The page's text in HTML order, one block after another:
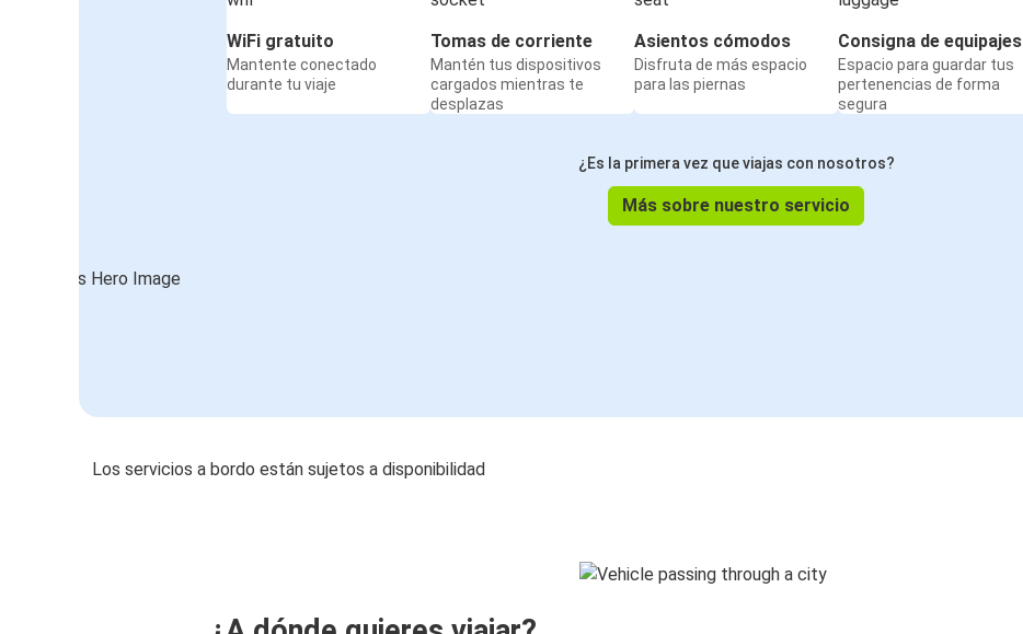
WiFi gratuito
Mantente conectado
durante tu viaje
Tomas de corriente
Mantén tus dispositivos
cargados mientras te
desplazas
Asientos cómodos
Disfruta de más espacio
para las piernas
Consigna de equipajes
Espacio para guardar tus
pertenencias de forma
segura
¿Es la primera vez que viajas con nosotros?
Más sobre nuestro servicio
Los servicios a bordo están sujetos a disponibilidad